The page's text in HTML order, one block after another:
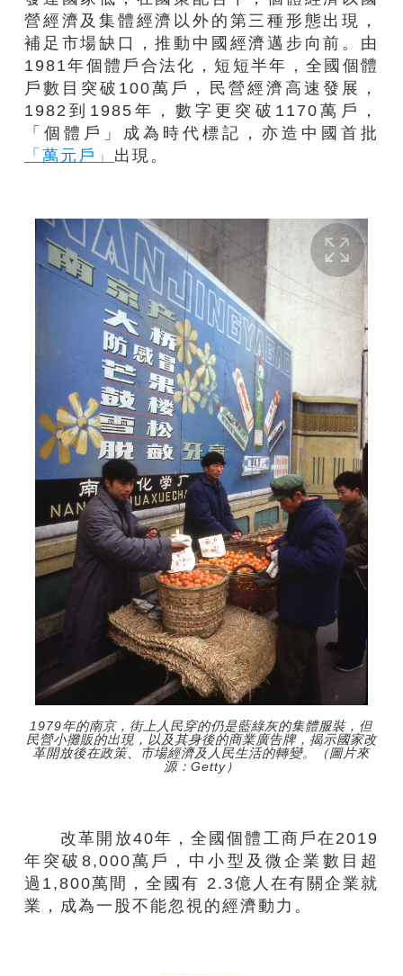
營經濟及集體經濟以外的第三種形態出現，
補足市場缺口，推動中國經濟邁步向前。由
1981年個體戶合法化，短短半年，全國個體
戶數目突破100萬戶，民營經濟高速發展，
1982到1985年，數字更突破1170萬戶，
「個體戶」成為時代標記，亦造中國首批
「萬元戶」 出現。
1979年的南京，街上人民穿的仍是藍綠灰的集體服裝，但
民營小攤販的出現，以及其身後的商業廣告牌，揭示國家改
革開放後在政策、市場經濟及人民生活的轉變。（圖片來
源：Getty）
改革開放40年，全國個體工商戶在2019
年突破8,000萬戶，中小型及微企業數目超
過1,800萬間，全國有 2.3億人在有關企業就
業，成為一股不能忽視的經濟動力。